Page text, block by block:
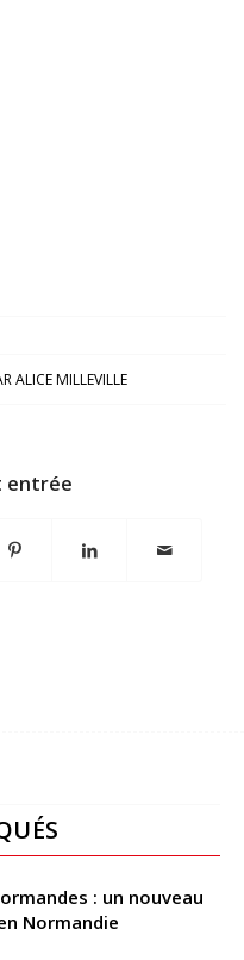
ALICE MILLEVILLE
entrée
: un nouveau
Normandie